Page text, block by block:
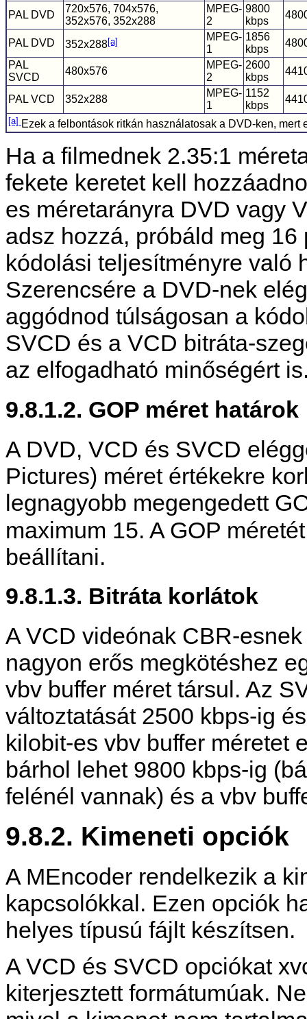
PAL DVD
720x576, 704x576,
352x576, 352x288
MPEG-
2
9800
kbps
PAL DVD 352x288[a]
MPEG-
1
1856
kbps
PAL
SVCD
480x576
MPEG-
2
2600
kbps
PAL VCD 352x288
MPEG-
1
1152
kbps
[a] Ezek a felbontások ritkán használatosak a DVD-ken, mert
Ha a filmednek 2.35:1
fekete keretet kell
es méretarányra DVD vagy
adsz hozzá, próbáld meg
kódolási teljesítményre való
Szerencsére a DVD-nek
aggódnod túlságosan a
SVCD és a VCD bitráta-
az elfogadható minőségért
9.8.1.2. GOP méret határok
A DVD, VCD és SVCD
Pictures) méret értékekre
legnagyobb megengedett
maximum 15. A GOP
beállítani.
9.8.1.3. Bitráta korlátok
A VCD videónak CBR-
nagyon erős megkötéshez
vbv buffer méret társul. Az
változtatását 2500 kbps-ig
kilobit-es vbv buffer méretet
bárhol lehet 9800 kbps-ig
felénél vannak) és a vbv
9.8.2. Kimeneti opciók
A MEncoder rendelkezik a
kapcsolókkal. Ezen opciók
helyes típusú fájlt készítsen.
A VCD és SVCD opciókat
kiterjesztett formátumúak.